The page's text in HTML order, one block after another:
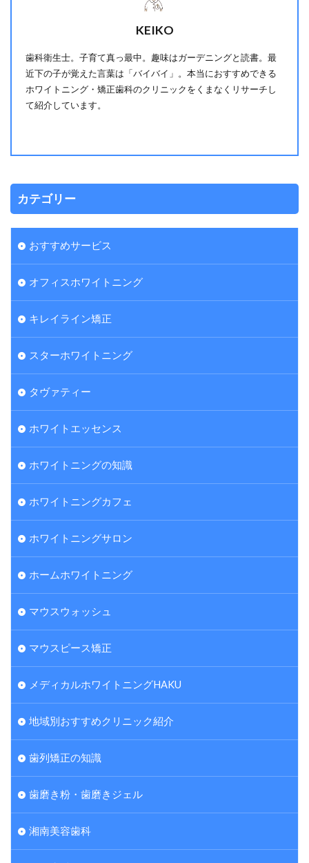
KEIKO
歯科衛生士。子育て真っ最中。趣味はガーデニングと読書。最
近下の子が覚えた言葉は「バイバイ」。本当におすすめできる
ホワイトニング・矯正歯科のクリニックをくまなくリサーチし
て紹介しています。
カテゴリー
おすすめサービス
オフィスホワイトニング
キレイライン矯正
スターホワイトニング
タヴァティー
ホワイトエッセンス
ホワイトニングの知識
ホワイトニングカフェ
ホワイトニングサロン
ホームホワイトニング
マウスウォッシュ
マウスピース矯正
メディカルホワイトニングHAKU
地域別おすすめクリニック紹介
歯列矯正の知識
歯磨き粉・歯磨きジェル
湘南美容歯科